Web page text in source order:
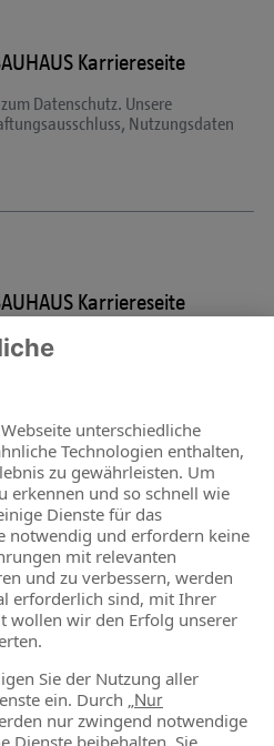
Karriereseite
Datenschutz. Unsere
Nutzungsdaten
Karriereseite
Datenschutz. Unsere
Nutzungsdaten
5 6 7